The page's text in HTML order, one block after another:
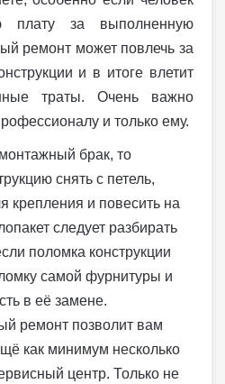
плату за выполненную
ремонт может повлечь за
и в итоге влетит
траты. Очень важно
и только ему.
брак, то
снять с петель,
крепления и повесить на
следует разбирать
поломка конструкции
самой фурнитуры и
в её замене.
ремонт позволит вам
как минимум несколько
центр. Только не